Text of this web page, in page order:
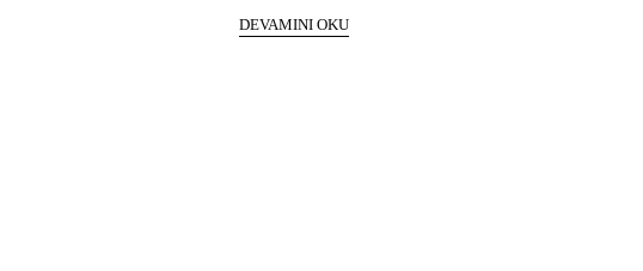
DEVAMINI OKU